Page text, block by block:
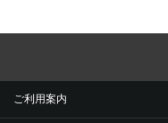
ご利用案内